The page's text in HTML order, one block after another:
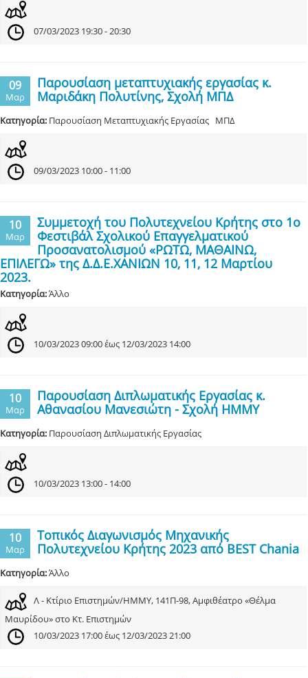
07/03/2023 19:30 - 20:30
09
Μαρ
Παρουσίαση μεταπτυχιακής εργασίας κ.
Μαριδάκη Πολυτίνης, Σχολή ΜΠΔ
Κατηγορία: Παρουσίαση Μεταπτυχιακής Εργασίας ΜΠΔ
09/03/2023 10:00 - 11:00
10
Μαρ
Συμμετοχή του Πολυτεχνείου Κρήτης στο 1ο
Φεστιβάλ Σχολικού Επαγγελματικού
Προσανατολισμού «ΡΩΤΩ, ΜΑΘΑΙΝΩ,
ΕΠΙΛΕΓΩ» της Δ.Δ.Ε.ΧΑΝΙΩΝ 10, 11, 12 Μαρτίου
2023.
Κατηγορία:Άλλο
10/03/2023 09:00 έως 12/03/2023 14:00
10
Μαρ
Παρουσίαση Διπλωματικής Εργασίας κ.
Αθανασίου Μανεσιώτη - Σχολή ΗΜΜΥ
Κατηγορία: Παρουσίαση Διπλωματικής Εργασίας
10/03/2023 13:00 - 14:00
10
Μαρ
Τοπικός Διαγωνισμός Μηχανικής
Πολυτεχνείου Κρήτης 2023 από BEST Chania
Κατηγορία:Άλλο
Λ - Κτίριο Επιστημών/ΗΜΜΥ, 141Π-98, Αμφιθέατρο «Θέλμα
Μαυρίδου» στο Κτ. Επιστημών
10/03/2023 17:00 έως 12/03/2023 21:00